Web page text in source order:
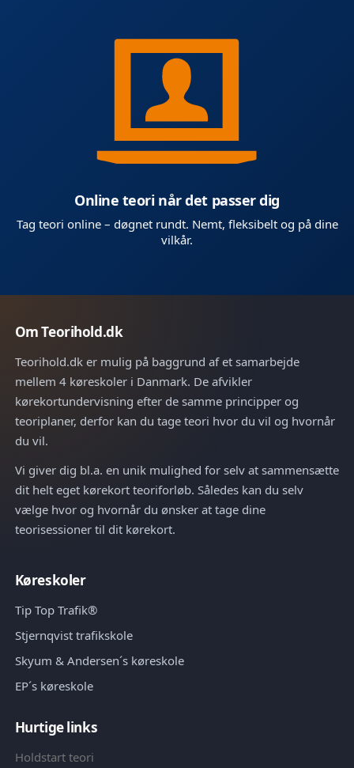
Online teori når det passer dig
Tag teori online – døgnet rundt. Nemt, fleksibelt og på dine
vilkår.
Om Teorihold.dk
Teorihold.dk er mulig på baggrund af et samarbejde
mellem 4 køreskoler i Danmark. De afvikler
kørekortundervisning efter de samme principper og
teoriplaner, derfor kan du tage teori hvor du vil og hvornår
du vil.
Vi giver dig bl.a. en unik mulighed for selv at sammensætte
dit helt eget kørekort teoriforløb. Således kan du selv
vælge hvor og hvornår du ønsker at tage dine
teorisessioner til dit kørekort.
Køreskoler
Tip Top Trafik®
Stjernqvist trafikskole
Skyum & Andersen´s køreskole
EP´s køreskole
Hurtige links
Holdstart teori